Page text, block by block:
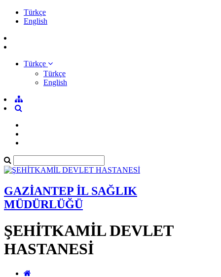
Türkçe
English
Türkçe
Türkçe
English
GAZİANTEP İL SAĞLIK
MÜDÜRLÜĞÜ
ŞEHİTKAMİL DEVLET
HASTANESİ